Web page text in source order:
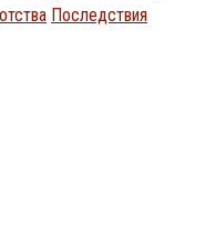
Последствия